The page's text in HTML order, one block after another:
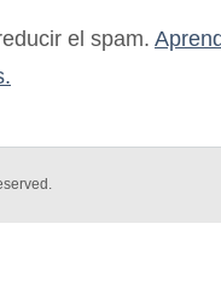
el spam.